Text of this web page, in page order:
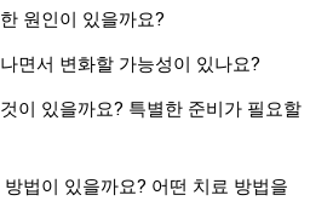
원인이 있을까요?
면서 변화할 가능성이 있나요?
이 있을까요? 특별한 준비가 필요할
법이 있을까요? 어떤 치료 방법을